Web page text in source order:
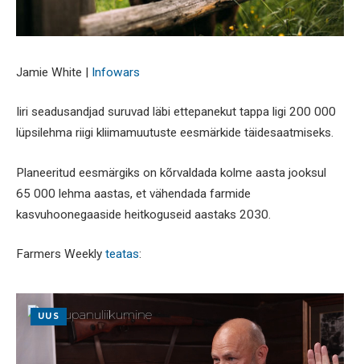
Jamie White | Infowars
Iiri seadusandjad suruvad läbi ettepanekut tappa ligi 200 000
lüpsilehma riigi kliimamuutuste eesmärkide täidesaatmiseks.
Planeeritud eesmärgiks on kõrvaldada kolme aasta jooksul
65 000 lehma aastas, et vähendada farmide
kasvuhoonegaaside heitkoguseid aastaks 2030.
Farmers Weekly teatas:
UUS